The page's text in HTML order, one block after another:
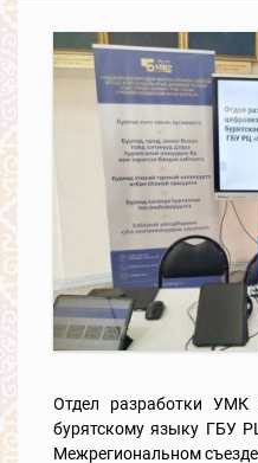
Отдел разработки УМК
бурятскому языку ГБУ
Межрегиональном